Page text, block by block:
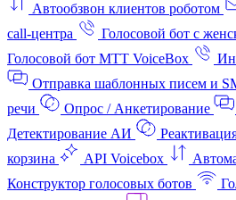
Автообзвон клиентов роботом
call-центра
Голосовой бот с
Голосовой бот МТТ VoiceBox
Отправка шаблонных писем и
речи
Опрос / Анкетирование
Детектирование АИ
корзина
API Voicebox
Конструктор голосовых ботов